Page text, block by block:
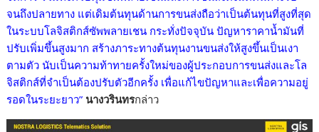
จนถึงปลายทาง แต่เดิมต้นทุนด้านการขนส่งถือว่าเป็นต้นทุนที่สูงที่สุด
ในระบบโลจิสติกส์ซัพพลายเชน กระทั่งปัจจุบัน ปัญหาราคาน้ำมันที่
ปรับเพิ่มขึ้นสูงมาก สร้างภาระทางต้นทุนงานขนส่งให้สูงขึ้นเป็นเงา
ตามตัว นับเป็นความท้าทายครั้งใหม่ของผู้ประกอบการขนส่งและโล
จิสติกส์ที่จำเป็นต้องปรับตัวอีกครั้ง เพื่อแก้ไขปัญหาและเพื่อความอยู่
รอดในระยะยาว” นางวรินทรกล่าว